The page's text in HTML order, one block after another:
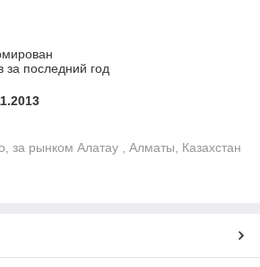
за последний год
за рынком Алатау , Алматы, Казахстан